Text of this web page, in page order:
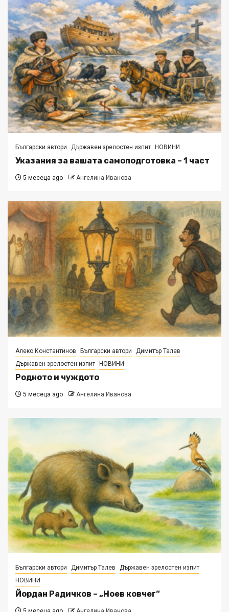
Български автори Държавен зрелостен изпит НОВИНИ
Указания за вашата самоподготовка – 1 част
5 месеца ago Ангелина Иванова
Алеко Константинов Български автори
Димитър Талев
Държавен зрелостен изпит
НОВИНИ
Родното и чуждото
5 месеца ago Ангелина Иванова
Български автори Димитър Талев
Държавен зрелостен изпит
НОВИНИ
Йордан Радичков – „Ноев ковчег“